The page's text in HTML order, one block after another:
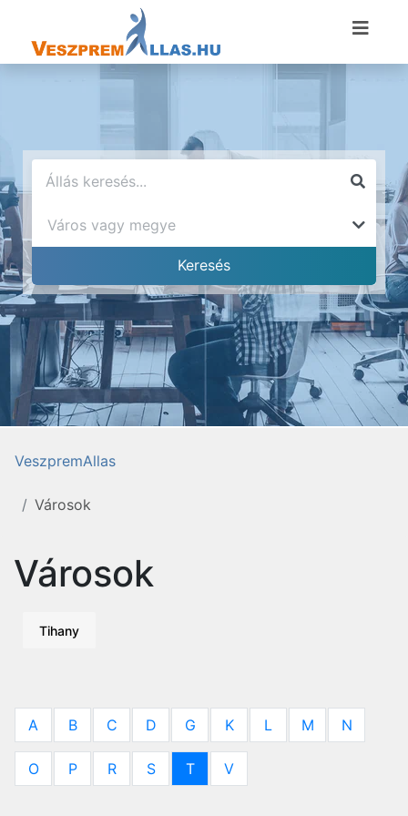
VeszpremAllas
Városok
Városok
Tihany
A B C D G K L M N
O P R S T V